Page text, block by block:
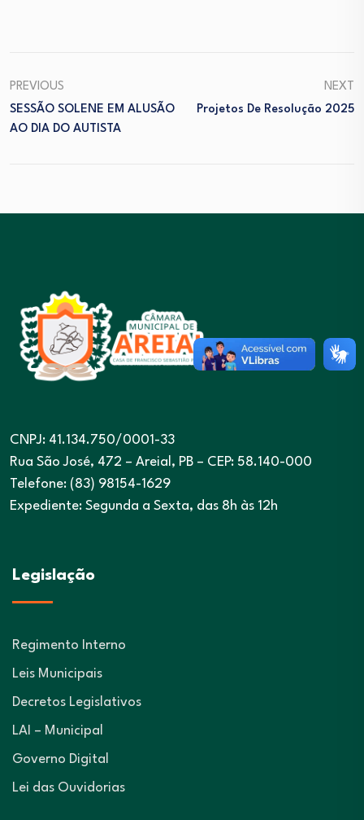
PREVIOUS
SESSÃO SOLENE EM ALUSÃO
AO DIA DO AUTISTA
NEXT
Projetos De Resolução 2025
CNPJ: 41.134.750/0001-33
Rua São José, 472 – Areial, PB – CEP: 58.140-000
Telefone: (83) 98154-1629
Expediente: Segunda a Sexta, das 8h às 12h
Legislação
Regimento Interno
Leis Municipais
Decretos Legislativos
LAI – Municipal
Governo Digital
Lei das Ouvidorias